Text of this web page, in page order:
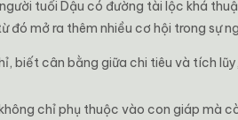
tuổi Dậu có đường tài lộc khá
đó mở ra thêm nhiều cơ hội trong sự
biết cân bằng giữa chi tiêu và tích
chỉ phụ thuộc vào con giáp mà